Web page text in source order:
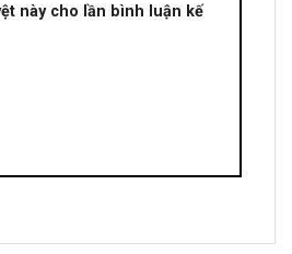
này cho lần bình luận kế